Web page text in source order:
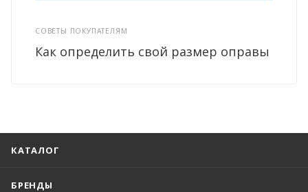
СОВЕТЫ ПОКУПАТЕЛЯМ
Как определить свой размер оправы
КАТАЛОГ
БРЕНДЫ